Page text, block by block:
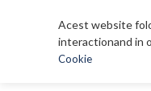
Acest website
interactionand in
Cookie